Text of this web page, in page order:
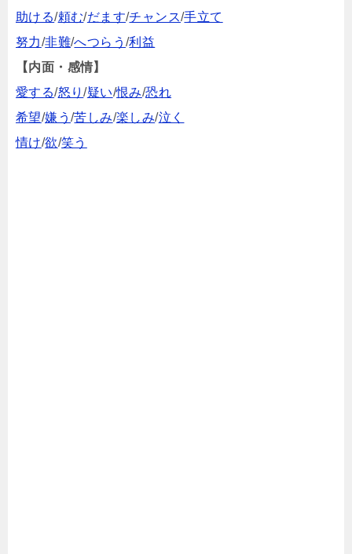
助ける/頼む/だます/チャンス/手立て
努力/非難/へつらう/利益
【内面・感情】
愛する/怒り/疑い/恨み/恐れ
希望/嫌う/苦しみ/楽しみ/泣く
情け/欲/笑う